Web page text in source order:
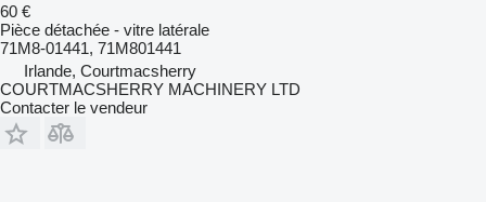
60 €
Pièce détachée - vitre latérale
71M8-01441, 71M801441
Irlande, Courtmacsherry
COURTMACSHERRY MACHINERY LTD
Contacter le vendeur